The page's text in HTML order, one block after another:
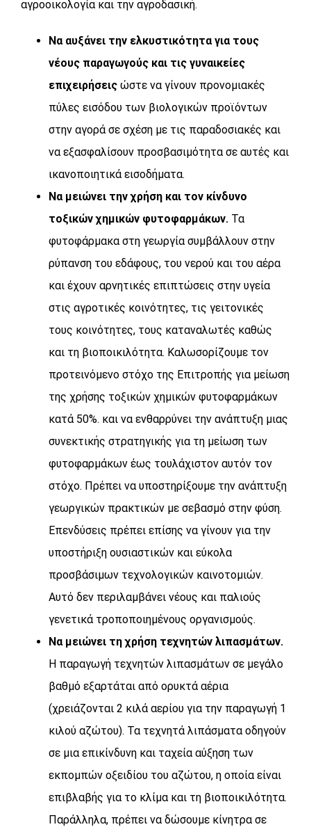
αγροοικολογία και την αγροδασική.
Να αυξάνει την ελκυστικότητα για τους
νέους παραγωγούς και τις γυναικείες
επιχειρήσεις ώστε να γίνουν προνομιακές
πύλες εισόδου των βιολογικών προϊόντων
στην αγορά σε σχέση με τις παραδοσιακές και
να εξασφαλίσουν προσβασιμότητα σε αυτές και
ικανοποιητικά εισοδήματα.
Να μειώνει την χρήση και τον κίνδυνο
τοξικών χημικών φυτοφαρμάκων. Τα
φυτοφάρμακα στη γεωργία συμβάλλουν στην
ρύπανση του εδάφους, του νερού και του αέρα
και έχουν αρνητικές επιπτώσεις στην υγεία
στις αγροτικές κοινότητες, τις γειτονικές
τους κοινότητες, τους καταναλωτές καθώς
και τη βιοποικιλότητα. Καλωσορίζουμε τον
προτεινόμενο στόχο της Επιτροπής για μείωση
της χρήσης τοξικών χημικών φυτοφαρμάκων
κατά 50%. και να ενθαρρύνει την ανάπτυξη μιας
συνεκτικής στρατηγικής για τη μείωση των
φυτοφαρμάκων έως τουλάχιστον αυτόν τον
στόχο. Πρέπει να υποστηρίξουμε την ανάπτυξη
γεωργικών πρακτικών με σεβασμό στην φύση.
Επενδύσεις πρέπει επίσης να γίνουν για την
υποστήριξη ουσιαστικών και εύκολα
προσβάσιμων τεχνολογικών καινοτομιών.
Αυτό δεν περιλαμβάνει νέους και παλιούς
γενετικά τροποποιημένους οργανισμούς.
Να μειώνει τη χρήση τεχνητών λιπασμάτων.
Η παραγωγή τεχνητών λιπασμάτων σε μεγάλο
βαθμό εξαρτάται από ορυκτά αέρια
(χρειάζονται 2 κιλά αερίου για την παραγωγή 1
κιλού αζώτου). Τα τεχνητά λιπάσματα οδηγούν
σε μια επικίνδυνη και ταχεία αύξηση των
εκπομπών οξειδίου του αζώτου, η οποία είναι
επιβλαβής για το κλίμα και τη βιοποικιλότητα.
Παράλληλα, πρέπει να δώσουμε κίνητρα σε